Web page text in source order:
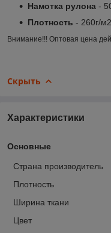
Намотка рулона -
Плотность - 260г/м2
Внимание!!! Оптовая цена
Скрыть
Характеристики
Основные
Страна производитель
Плотность
Ширина ткани
Цвет